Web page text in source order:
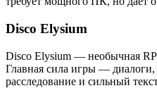
Disco Elysium
Disco Elysium — необычная
Главная сила игры —
расследование и сильный